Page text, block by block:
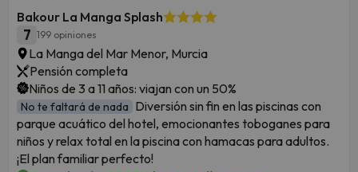
Bakour La Manga Splash
7 199 opiniones
La Manga del Mar Menor, Murcia
Pensión completa
Niños de 3 a 11 años: viajan con un 50%
No te faltará de nada Diversión sin fin en las piscinas con
parque acuático del hotel, emocionantes toboganes para
niños y relax total en la piscina con hamacas para adultos.
¡El plan familiar perfecto!